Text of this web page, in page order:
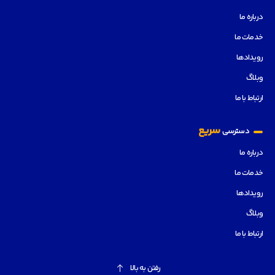
درباره ما
خدمات ما
رویدادها
وبلاگ
ارتباط با ما
دسترسیسریع
درباره ما
خدمات ما
رویدادها
وبلاگ
ارتباط با ما
رفتن به بالا